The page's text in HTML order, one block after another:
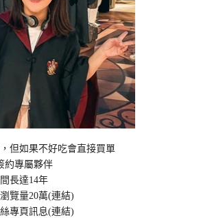
但如果不好吃會直接買單
約專屬夥伴
長達14年
覽量20萬(連結)
專頁訊息(連結)